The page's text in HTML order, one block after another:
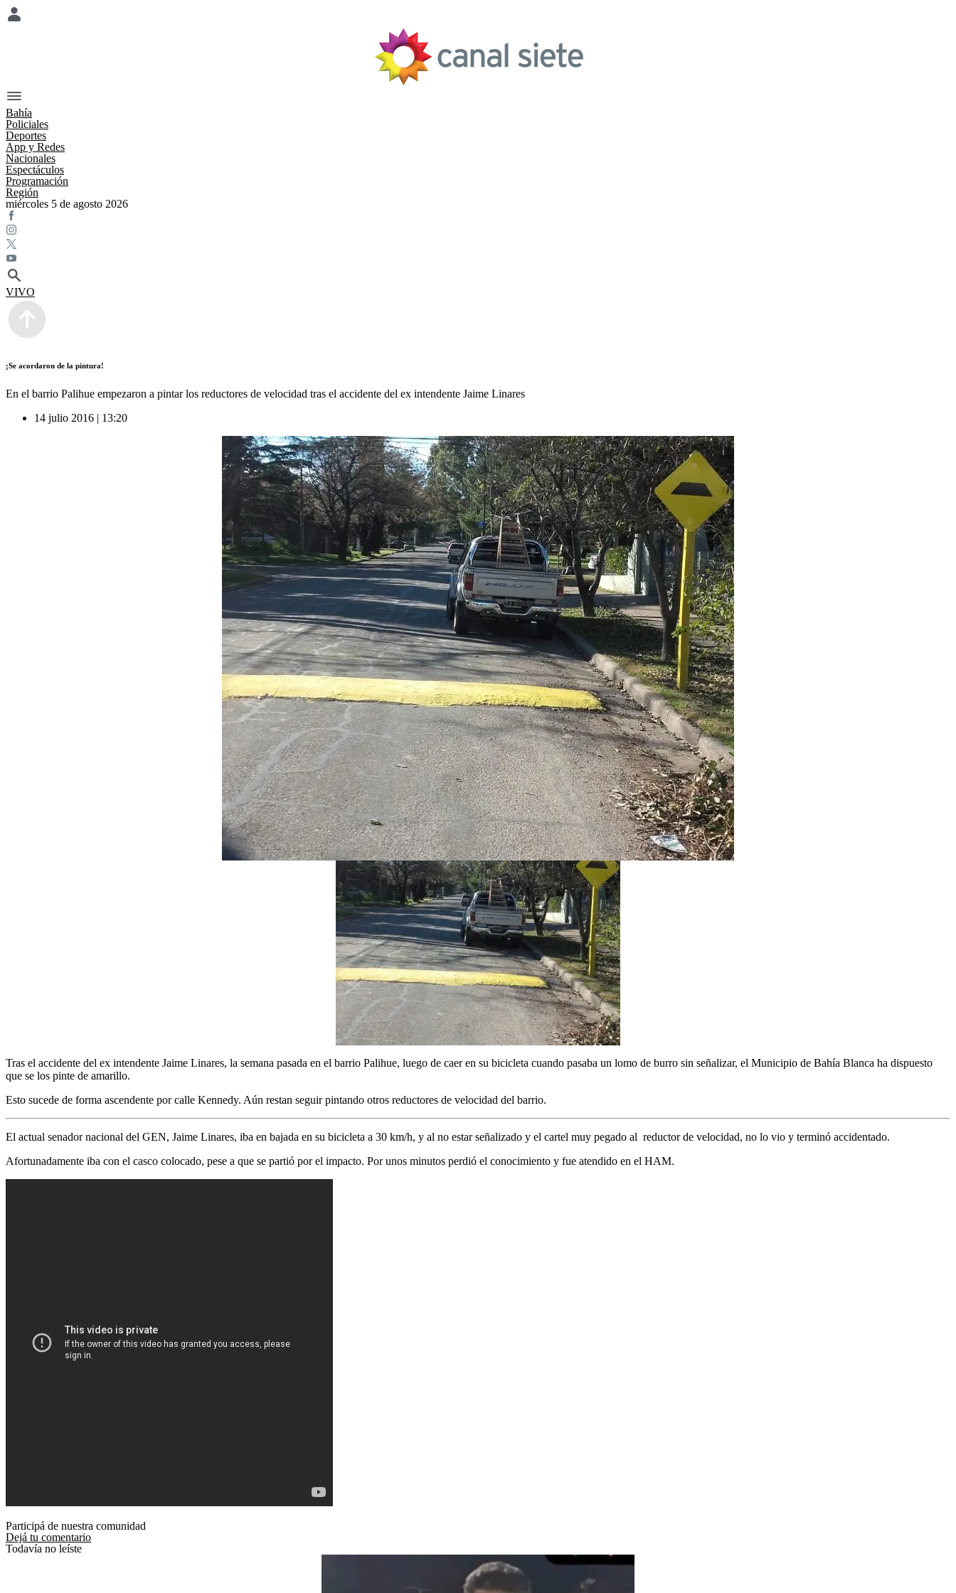
Bahía
Policiales
Deportes
App y Redes
Nacionales
Espectáculos
Programación
Región
miércoles 5 de agosto 2026
VIVO
¡Se acordaron de la pintura!
En el barrio Palihue empezaron a pintar los reductores de velocidad tras el accidente del ex intendente Jaime Linares
14 julio 2016 | 13:20
Tras el accidente del ex intendente Jaime Linares, la semana pasada en el barrio Palihue, luego de caer en su bicicleta cuando pasaba un lomo de burro sin señalizar, el Municipio de Bahía Blanca ha dispuesto
que se los pinte de amarillo.
Esto sucede de forma ascendente por calle Kennedy. Aún restan seguir pintando otros reductores de velocidad del barrio.
El actual senador nacional del GEN, Jaime Linares, iba en bajada en su bicicleta a 30 km/h, y al no estar señalizado y el cartel muy pegado al reductor de velocidad, no lo vio y terminó accidentado.
Afortunadamente iba con el casco colocado, pese a que se partió por el impacto. Por unos minutos perdió el conocimiento y fue atendido en el HAM.
Participá de nuestra comunidad
Dejá tu comentario
Todavía no leíste